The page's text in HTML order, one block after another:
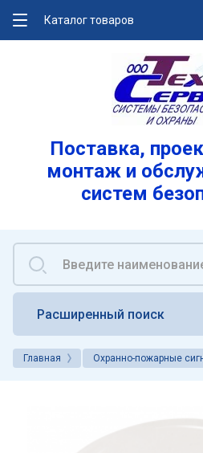
Реквизиты
Каталог товаров
Поставка,
монтаж и
систем
Расширенный поиск
Главная Охранно-пожарные